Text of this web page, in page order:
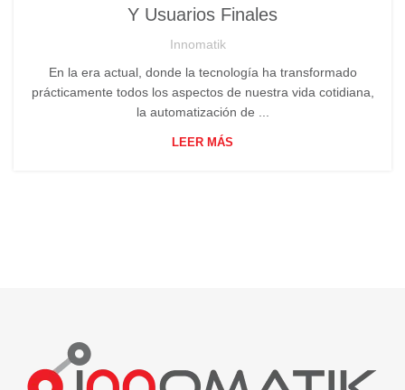
Y Usuarios Finales
Innomatik
En la era actual, donde la tecnología ha transformado
prácticamente todos los aspectos de nuestra vida cotidiana,
la automatización de ...
LEER MÁS